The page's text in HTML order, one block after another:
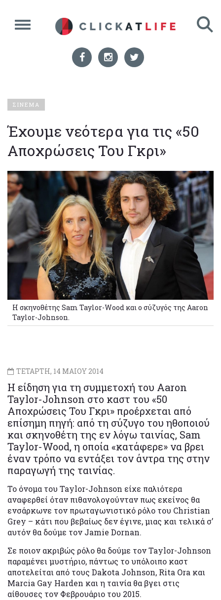
ΣΙΝΕΜΑ
Έχουμε νεότερα για τις «50
Αποχρώσεις Του Γκρι»
Η σκηνοθέτης Sam Taylor-Wood και ο σύζυγός της Aaron
Taylor-Johnson.
ΤΕΤΑΡΤΗ, 14 ΜΑΙΟΥ 2014
Η είδηση για τη συμμετοχή του Aaron
Taylor-Johnson στο καστ του «50
Αποχρώσεις Του Γκρι» προέρχεται από
επίσημη πηγή: από τη σύζυγο του ηθοποιού
και σκηνοθέτη της εν λόγω ταινίας, Sam
Taylor-Wood, η οποία «κατάφερε» να βρει
έναν τρόπο να εντάξει τον άντρα της στην
παραγωγή της ταινίας.
Το όνομα του Taylor-Johnson είχε παλιότερα
αναφερθεί όταν πιθανολογούνταν πως εκείνος θα
ενσάρκωνε τον πρωταγωνιστικό ρόλο του Christian
Grey – κάτι που βεβαίως δεν έγινε, μιας και τελικά σ’
αυτόν θα δούμε τον Jamie Dornan.
Σε ποιον ακριβώς ρόλο θα δούμε τον Taylor-Johnson
παραμένει μυστήριο, πάντως το υπόλοιπο καστ
αποτελείται από τους Dakota Johnson, Rita Ora και
Marcia Gay Harden και η ταινία θα βγει στις
αίθουσες τον Φεβρουάριο του 2015.